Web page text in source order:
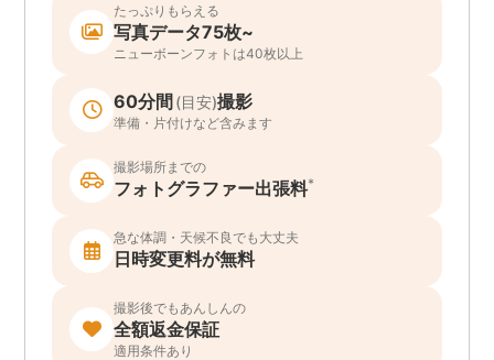
たっぷりもらえる
写真データ75枚~
ニューボーンフォトは40枚以上
60分間 (目安)撮影
準備・片付けなど含みます
撮影場所までの
フォトグラファー出張料*
急な体調・天候不良でも大丈夫
日時変更料が無料
撮影後でもあんしんの
全額返金保証
適用条件あり